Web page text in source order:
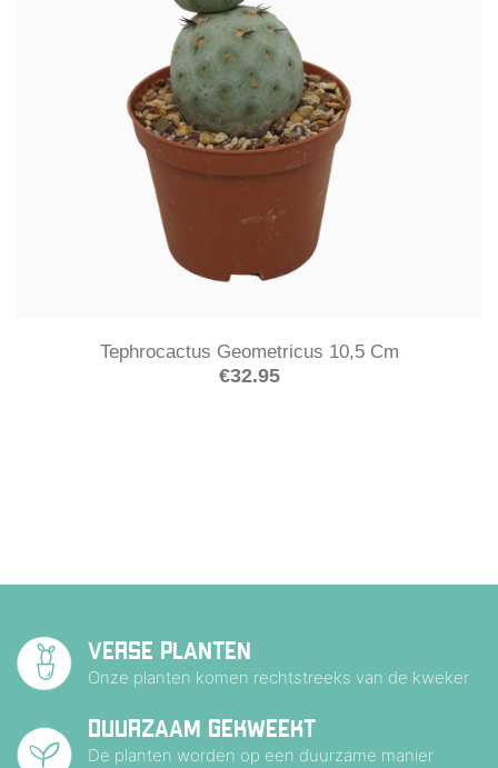
Tephrocactus Geometricus 10,5 Cm
€32.95
VERSE PLANTEN
Onze planten komen rechtstreeks van de kweker
DUURZAAM GEKWEEKT
De planten worden op een duurzame manier